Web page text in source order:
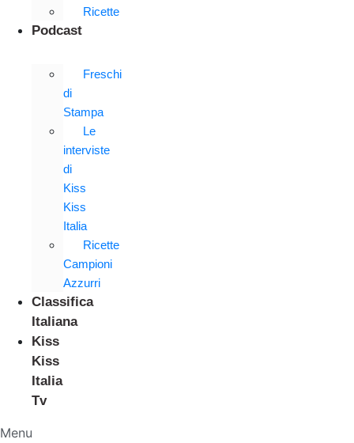
Ricette
Podcast
Freschi
di
Stampa
Le
interviste
di
Kiss
Kiss
Italia
Ricette
Campioni
Azzurri
Classifica
Italiana
Kiss
Kiss
Italia
Tv
Menu